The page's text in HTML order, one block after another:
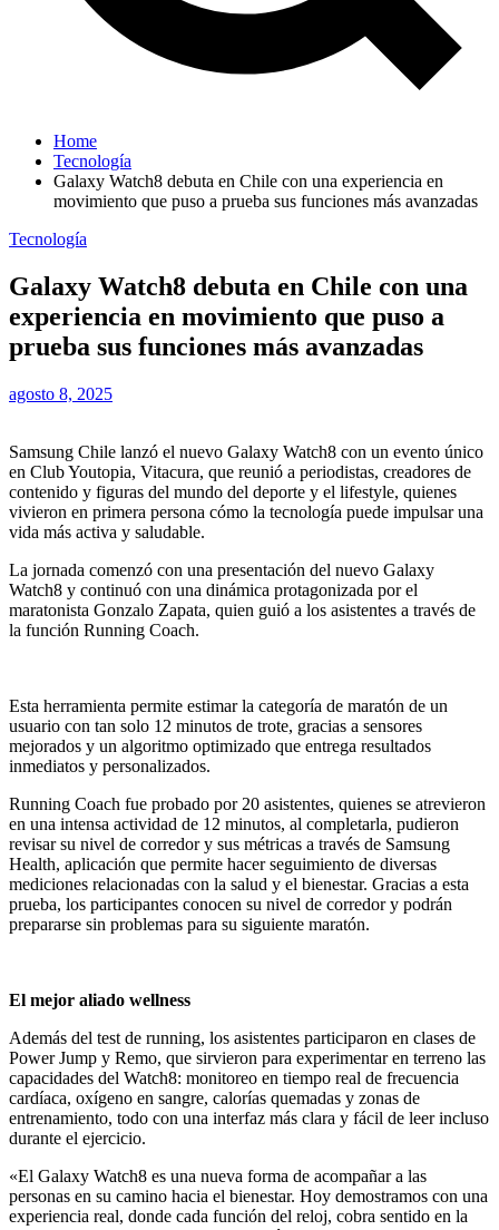
Home
Tecnología
Galaxy Watch8 debuta en Chile con una experiencia en
movimiento que puso a prueba sus funciones más avanzadas
Tecnología
Galaxy Watch8 debuta en Chile con una
experiencia en movimiento que puso a
prueba sus funciones más avanzadas
agosto 8, 2025
Samsung Chile lanzó el nuevo Galaxy Watch8 con un evento único
en Club Youtopia, Vitacura, que reunió a periodistas, creadores de
contenido y figuras del mundo del deporte y el lifestyle, quienes
vivieron en primera persona cómo la tecnología puede impulsar una
vida más activa y saludable.
La jornada comenzó con una presentación del nuevo Galaxy
Watch8 y continuó con una dinámica protagonizada por el
maratonista Gonzalo Zapata, quien guió a los asistentes a través de
la función Running Coach.
Esta herramienta permite estimar la categoría de maratón de un
usuario con tan solo 12 minutos de trote, gracias a sensores
mejorados y un algoritmo optimizado que entrega resultados
inmediatos y personalizados.
Running Coach fue probado por 20 asistentes, quienes se atrevieron
en una intensa actividad de 12 minutos, al completarla, pudieron
revisar su nivel de corredor y sus métricas a través de Samsung
Health, aplicación que permite hacer seguimiento de diversas
mediciones relacionadas con la salud y el bienestar. Gracias a esta
prueba, los participantes conocen su nivel de corredor y podrán
prepararse sin problemas para su siguiente maratón.
El mejor aliado wellness
Además del test de running, los asistentes participaron en clases de
Power Jump y Remo, que sirvieron para experimentar en terreno las
capacidades del Watch8: monitoreo en tiempo real de frecuencia
cardíaca, oxígeno en sangre, calorías quemadas y zonas de
entrenamiento, todo con una interfaz más clara y fácil de leer incluso
durante el ejercicio.
«El Galaxy Watch8 es una nueva forma de acompañar a las
personas en su camino hacia el bienestar. Hoy demostramos con una
experiencia real, donde cada función del reloj, cobra sentido en la